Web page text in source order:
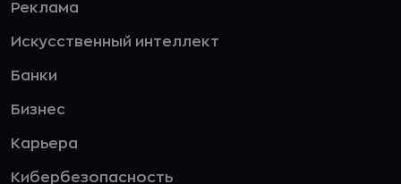
Реклама
Искусственный интеллект
Банки
Бизнес
Карьера
Кибербезопасность